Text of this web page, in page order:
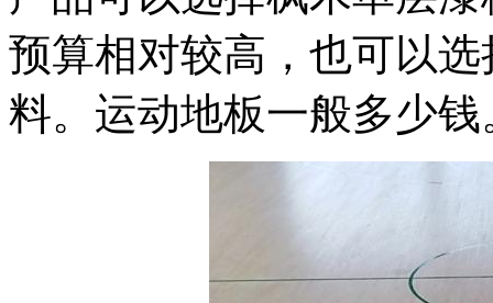
预算相对较高，也可以
料。运动地板一般多少钱